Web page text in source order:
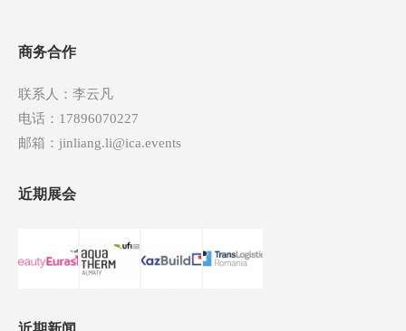
航
商务合作
联系人：李云凡
电话：17896070227
邮箱：jinliang.li@ica.events
近期展会